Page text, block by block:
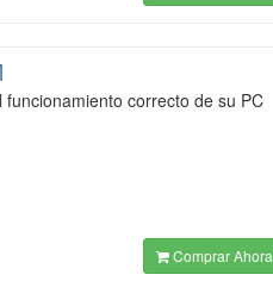
correcto de su PC
Comprar Ahora